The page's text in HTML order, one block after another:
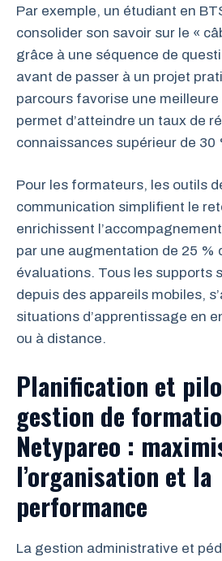
Par exemple, un étudiant en
consolider son savoir sur le «
grâce à une séquence de
avant de passer à un projet
parcours favorise une
permet d’atteindre un taux de
connaissances supérieur de 30
Pour les formateurs, les outils
communication simplifient le
enrichissent
par une augmentation de 25 %
évaluations. Tous les supports
depuis des appareils mobiles,
situations d’apprentissage en
ou à distance.
Planification et
gestion de
Netypareo :
l’organisation et la
performance
La gestion administrative et